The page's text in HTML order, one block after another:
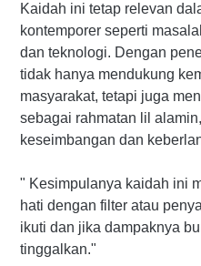
Kaidah ini tetap relevan
kontemporer seperti
dan teknologi. Dengan
tidak hanya mendukung
masyarakat, tetapi juga
sebagai rahmatan lil
keseimbangan dan
" Kesimpulanya kaidah ini
hati dengan filter atau
ikuti dan jika dampaknya
tinggalkan."